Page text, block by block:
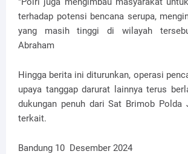
terhadap potensi bencana serupa,
yang masih tinggi di wilayah
Abraham
Hingga berita ini diturunkan, operasi
upaya tanggap darurat lainnya terus
dukungan penuh dari Sat Brimob Polda
terkait.
Bandung 10 Desember 2024